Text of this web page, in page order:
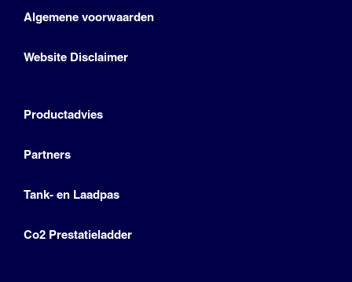
Algemene voorwaarden
Website Disclaimer
Productadvies
Partners
Tank- en Laadpas
Co2 Prestatieladder